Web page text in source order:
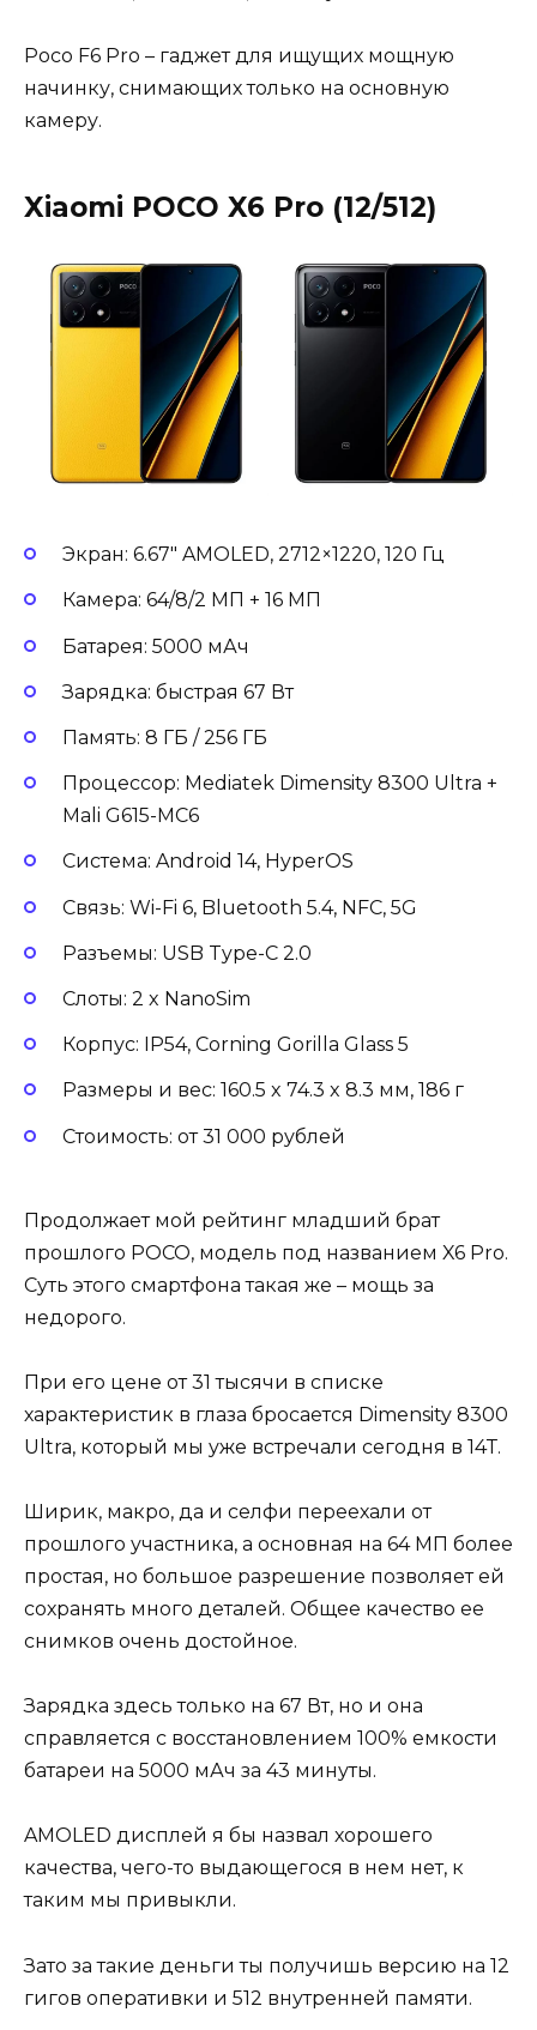
Poco F6 Pro – гаджет для ищущих мощную
начинку, снимающих только на основную
камеру.
Xiaomi POCO X6 Pro (12/512)
Экран: 6.67″ AMOLED, 2712×1220, 120 Гц
Камера: 64/8/2 МП + 16 МП
Батарея: 5000 мАч
Зарядка: быстрая 67 Вт
Память: 8 ГБ / 256 ГБ
Процессор: Mediatek Dimensity 8300 Ultra +
Mali G615-MC6
Система: Android 14, HyperOS
Связь: Wi-Fi 6, Bluetooth 5.4, NFC, 5G
Разъемы: USB Type-C 2.0
Слоты: 2 x NanoSim
Корпус: IP54, Corning Gorilla Glass 5
Размеры и вес: 160.5 x 74.3 x 8.3 мм, 186 г
Стоимость: от 31 000 рублей
Продолжает мой рейтинг младший брат
прошлого POCO, модель под названием X6 Pro.
Суть этого смартфона такая же – мощь за
недорого.
При его цене от 31 тысячи в списке
характеристик в глаза бросается Dimensity 8300
Ultra, который мы уже встречали сегодня в 14Т.
Ширик, макро, да и селфи переехали от
прошлого участника, а основная на 64 МП более
простая, но большое разрешение позволяет ей
сохранять много деталей. Общее качество ее
снимков очень достойное.
Зарядка здесь только на 67 Вт, но и она
справляется с восстановлением 100% емкости
батареи на 5000 мАч за 43 минуты.
AMOLED дисплей я бы назвал хорошего
качества, чего-то выдающегося в нем нет, к
таким мы привыкли.
Зато за такие деньги ты получишь версию на 12
гигов оперативки и 512 внутренней памяти.